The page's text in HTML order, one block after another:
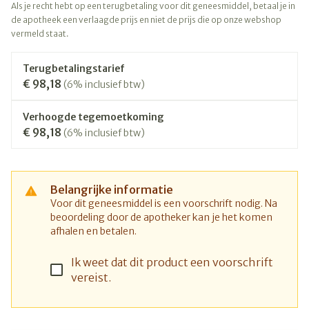
Als je recht hebt op een terugbetaling voor dit geneesmiddel, betaal je in
de apotheek een verlaagde prijs en niet de prijs die op onze webshop
vermeld staat.
Terugbetalingstarief
€ 98,18 (6% inclusief btw)
Verhoogde tegemoetkoming
€ 98,18 (6% inclusief btw)
Belangrijke informatie
Voor dit geneesmiddel is een voorschrift nodig. Na
beoordeling door de apotheker kan je het komen
afhalen en betalen.
Ik weet dat dit product een voorschrift
vereist.